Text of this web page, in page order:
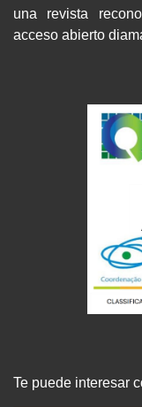
una revista
acceso abierto
Te puede interesar